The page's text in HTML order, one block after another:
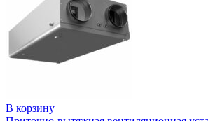
В корзину